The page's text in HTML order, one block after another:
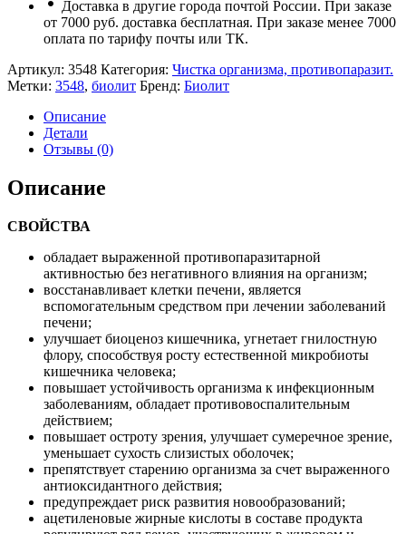
Доставка в другие города почтой России. При заказе
от 7000 руб. доставка бесплатная. При заказе менее 7000
оплата по тарифу почты или ТК.
Артикул: 3548 Категория: Чистка организма, противопаразит.
Метки: 3548, биолит Бренд: Биолит
Описание
Детали
Отзывы (0)
Описание
СВОЙСТВА
обладает выраженной противопаразитарной
активностью без негативного влияния на организм;
восстанавливает клетки печени, является
вспомогательным средством при лечении заболеваний
печени;
улучшает биоценоз кишечника, угнетает гнилостную
флору, способствуя росту естественной микробиоты
кишечника человека;
повышает устойчивость организма к инфекционным
заболеваниям, обладает противовоспалительным
действием;
повышает остроту зрения, улучшает сумеречное зрение,
уменьшает сухость слизистых оболочек;
препятствует старению организма за счет выраженного
антиоксидантного действия;
предупреждает риск развития новообразований;
ацетиленовые жирные кислоты в составе продукта